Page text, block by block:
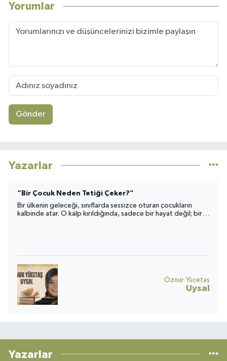
Yorumlar
Gönder
Yazarlar
“Bir Çocuk Neden Tetiği Çeker?”
Bir ülkenin geleceği, sınıflarda sessizce oturan çocukların
kalbinde atar. O kalp kırıldığında, sadece bir hayat değil; bir
Öznur Yücetaş
Uysal
Yazarlar